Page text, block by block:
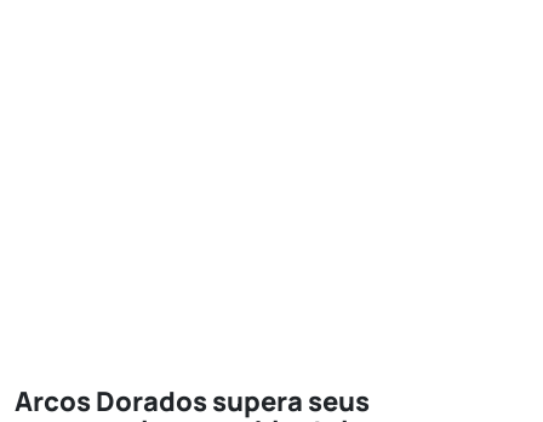
Arcos Dorados supera seus